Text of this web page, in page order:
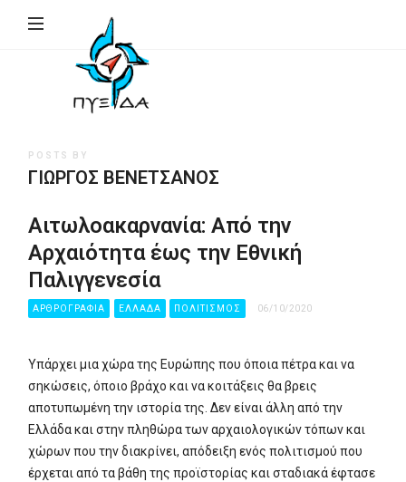
Συγκρότησης
&
Ανάπτυξης
(Ι.Γ.Ε.ΣΥ.Α.)
POSTS BY
ΓΙΏΡΓΟΣ ΒΕΝΕΤΣΆΝΟΣ
Αιτωλοακαρνανία: Από την
Αρχαιότητα έως την Εθνική
Παλιγγενεσία
ΑΡΘΡΟΓΡΑΦΙΑ ΕΛΛΑΔΑ ΠΟΛΙΤΙΣΜΟΣ 06/10/2020
Υπάρχει μια χώρα της Ευρώπης που όποια πέτρα και να
σηκώσεις, όποιο βράχο και να κοιτάξεις θα βρεις
αποτυπωμένη την ιστορία της. Δεν είναι άλλη από την
Ελλάδα και στην πληθώρα των αρχαιολογικών τόπων και
χώρων που την διακρίνει, απόδειξη ενός πολιτισμού που
έρχεται από τα βάθη της προϊστορίας και σταδιακά έφτασε